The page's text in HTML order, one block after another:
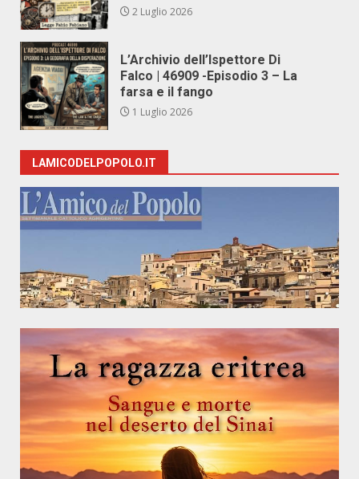
2 Luglio 2026
L’Archivio dell’Ispettore Di
Falco | 46909 -Episodio 3 – La
farsa e il fango
1 Luglio 2026
LAMICODELPOPOLO.IT